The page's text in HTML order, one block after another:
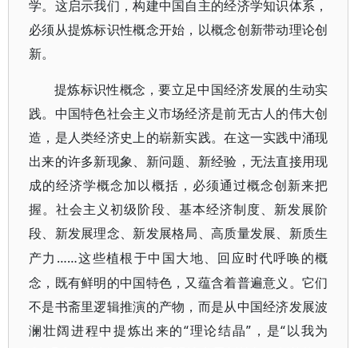
学。这启示我们，构建中国自主的经济学知识体系，
必须从提炼标识性概念开始，以概念创新带动理论创
新。
提炼标识性概念，要立足中国经济发展的生动实
践。中国特色社会主义市场经济是前无古人的伟大创
造，是人类经济史上的崭新实践。在这一实践中涌现
出来的许多新现象、新问题、新经验，无法直接用现
成的经济学概念加以概括，必须通过概念创新来把
握。社会主义初级阶段、基本经济制度、新发展阶
段、新发展理念、新发展格局、高质量发展、新质生
产力 ……这些植根于中国大地、回应时代呼唤的概
念，既有鲜明的中国特色，又蕴含着普遍意义。它们
不是书斋里逻辑推演的产物，而是从中国经济发展波
澜壮阔进程中提炼出来的“理论结晶”，是“以我为